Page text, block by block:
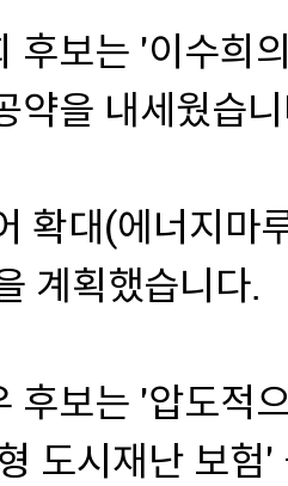
후보는 '이수희
약을 내세웠습
확대(에너지마
계획했습니다.
후보는 '압도적
도시재난 보험